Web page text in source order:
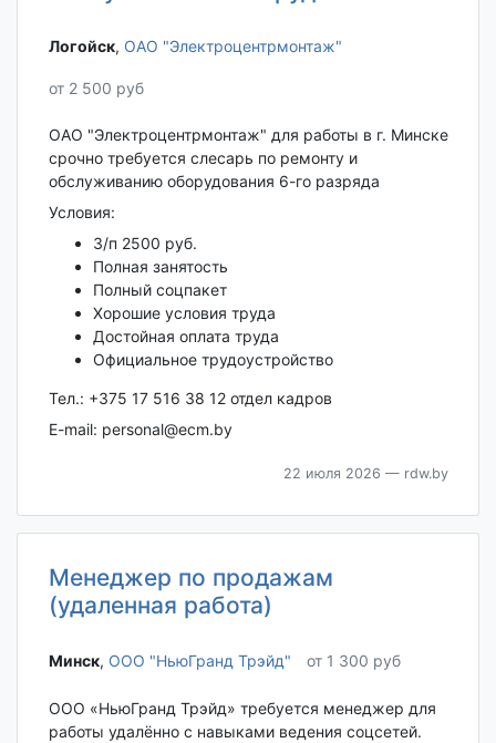
Логойск‎, ОАО "Электроцентрмонтаж"
от 2 500 руб
ОАО "Электроцентрмонтаж" для работы в г. Минске
срочно требуется слесарь по ремонту и
обслуживанию оборудования 6-го разряда
Условия:
З/п 2500 руб.
Полная занятость
Полный соцпакет
Хорошие условия труда
Достойная оплата труда
Официальное трудоустройство
Тел.: +375 17 516 38 12 отдел кадров
E-mail: personal@ecm.by
22 июля 2026 — rdw.by
Менеджер по продажам
(удаленная работа)
Минск‎, ООО "НьюГранд Трэйд" от 1 300 руб
ООО «НьюГранд Трэйд» требуется менеджер для
работы удалённо с навыками ведения соцсетей.